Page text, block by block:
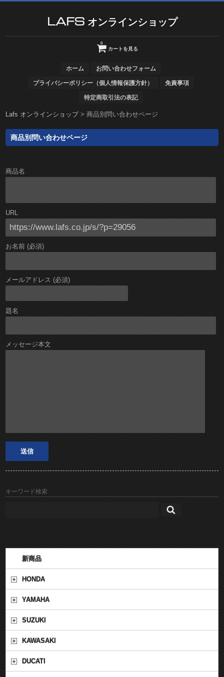
LAFS オンラインショップ
カートを見る
0
ホーム お問い合わせフォーム
プライバシーポリシー（個人情報保護方針） 免責事項
特定商取引法の表記
Lafs オンラインショップ>商品別問い合わせページ
商品別問い合わせページ
商品名
URL
お名前 (必須)
メールアドレス (必須)
題名
メッセージ本文
キーワード検索
新商品
HONDA
YAMAHA
SUZUKI
KAWASAKI
DUCATI